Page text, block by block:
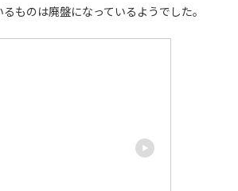
ものは廃盤になっているようでした。